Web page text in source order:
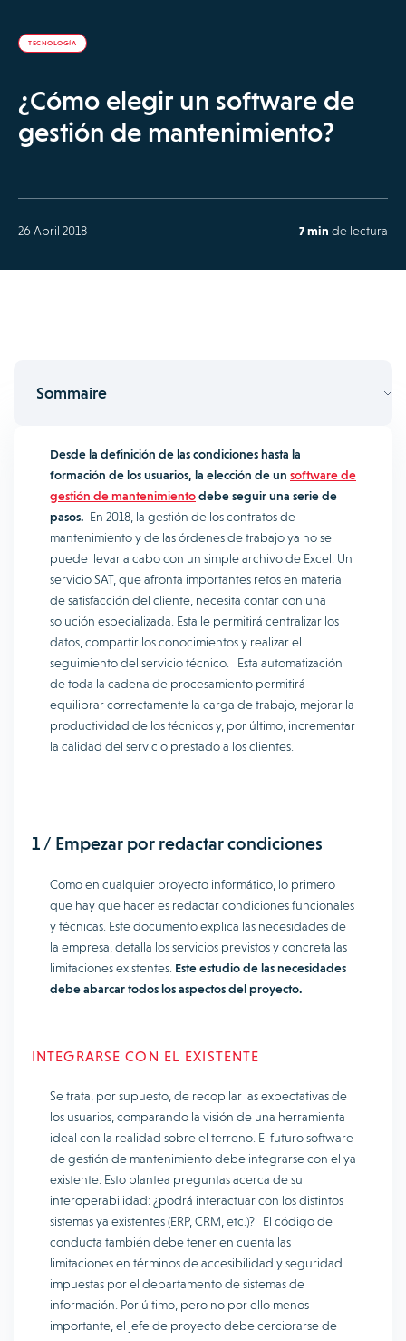
TECNOLOGÍA
¿Cómo elegir un software de
gestión de mantenimiento?
26 Abril 2018 7 min de lectura
Sommaire
Desde la definición de las condiciones hasta la
formación de los usuarios, la elección de un software de
gestión de mantenimientodebe seguir una serie de
pasos. En 2018, la gestión de los contratos de
mantenimiento y de las órdenes de trabajo ya no se
puede llevar a cabo con un simple archivo de Excel. Un
servicio SAT, que afronta importantes retos en materia
de satisfacción del cliente, necesita contar con una
solución especializada. Esta le permitirá centralizar los
datos, compartir los conocimientos y realizar el
seguimiento del servicio técnico. Esta automatización
de toda la cadena de procesamiento permitirá
equilibrar correctamente la carga de trabajo, mejorar la
productividad de los técnicos y, por último, incrementar
la calidad del servicio prestado a los clientes.
1 / Empezar por redactar condiciones
Como en cualquier proyecto informático, lo primero
que hay que hacer es redactar condiciones funcionales
y técnicas. Este documento explica las necesidades de
la empresa, detalla los servicios previstos y concreta las
limitaciones existentes. Este estudio de las necesidades
debe abarcar todos los aspectos del proyecto.
INTEGRARSE CON EL EXISTENTE
Se trata, por supuesto, de recopilar las expectativas de
los usuarios, comparando la visión de una herramienta
ideal con la realidad sobre el terreno. El futuro software
de gestión de mantenimiento debe integrarse con el ya
existente. Esto plantea preguntas acerca de su
interoperabilidad: ¿podrá interactuar con los distintos
sistemas ya existentes (ERP, CRM, etc.)? El código de
conducta también debe tener en cuenta las
limitaciones en términos de accesibilidad y seguridad
impuestas por el departamento de sistemas de
información. Por último, pero no por ello menos
importante, el jefe de proyecto debe cerciorarse de